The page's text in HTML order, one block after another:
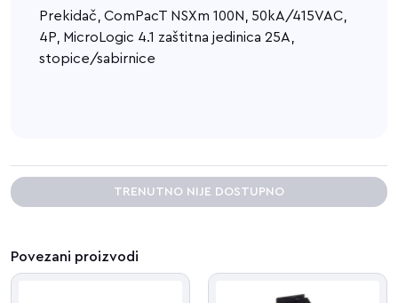
Prekidač, ComPacT NSXm 100N, 50kA/415VAC,
4P, MicroLogic 4.1 zaštitna jedinica 25A,
stopice/sabirnice
TRENUTNO NIJE DOSTUPNO
Povezani proizvodi